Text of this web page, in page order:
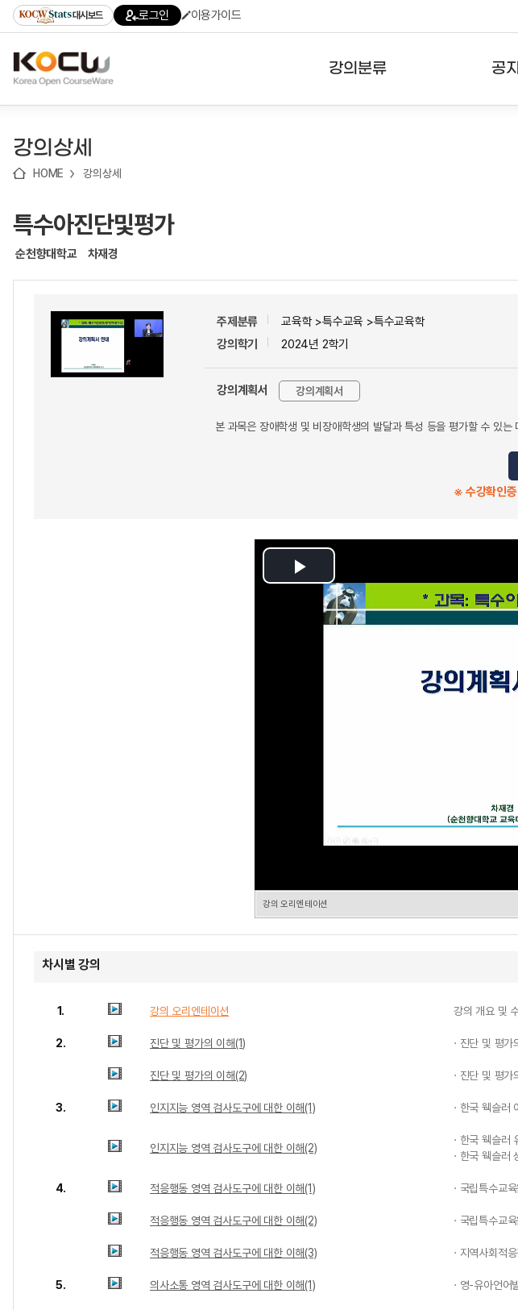
기
기
기
content)
가
대시보드 로그인 이용가이드
강의분류 공
강의상세
HOME 강의상세
특수아진단및평가
순천향대학교 차재경
주제분류
교육학 >특수교육 >특수교육학
강의학기
2024년 2학기
강의계획서 강의계획서
본 과목은 장애학생 및 비장애학생의 발달과 특성 등을 평가할 수 있
※ 수강확인
Play
Video
강의 오리엔테이션
차시별 강의
1. 강의 오리엔테이션 강의 개요 및
2. 진단 및 평가의 이해(1) · 진단 및 평
진단 및 평가의 이해(2) · 진단 및 평
3. 인지지능 영역 검사도구에 대한 이해(1) · 한국 웩슬
인지지능 영역 검사도구에 대한 이해(2)
· 한국 웩슬러
· 한국 웩슬러
4. 적응행동 영역 검사도구에 대한 이해(1) · 국립특수교
적응행동 영역 검사도구에 대한 이해(2) · 국립특수교
적응행동 영역 검사도구에 대한 이해(3) · 지역사회적
5. 의사소통 영역 검사도구에 대한 이해(1) · 영-유아언어